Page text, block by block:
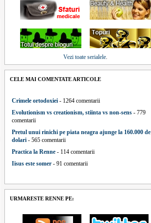
Vezi toate serialele.
CELE MAI COMENTATE ARTICOLE
Crimele ortodoxiei - 1264 comentarii
Evolutionism vs creationism, stiinta vs non-sens - 779
comentarii
Pretul unui rinichi pe piata neagra ajunge la 160.000 de
dolari - 565 comentarii
Practica la Renne - 114 comentarii
Iisus este somer - 91 comentarii
URMARESTE RENNE PE: